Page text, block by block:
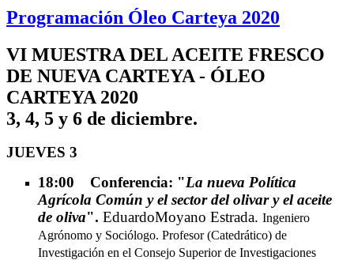
Programación Óleo Carteya 2020
VI MUESTRA DEL ACEITE FRESCO
DE NUEVA CARTEYA - ÓLEO
CARTEYA 2020
3, 4, 5 y 6 de diciembre.
JUEVES 3
18:00 Conferencia: "La nueva Política
Agrícola Común y el sector del olivar y el aceite
de oliva". EduardoMoyano Estrada. Ingeniero
Agrónomo y Sociólogo. Profesor (Catedrático) de
Investigación en el Consejo Superior de Investigaciones